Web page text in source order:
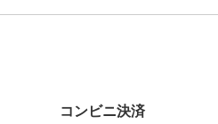
コンビニ決済